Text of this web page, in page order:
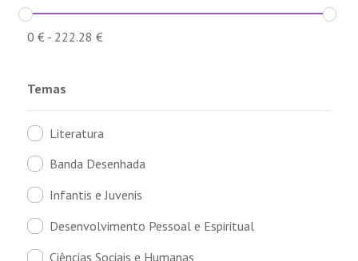
0 €- 222.28 €
Temas
Literatura
Banda Desenhada
Infantis e Juvenis
Desenvolvimento Pessoal e Espiritual
Ciências Sociais e Humanas